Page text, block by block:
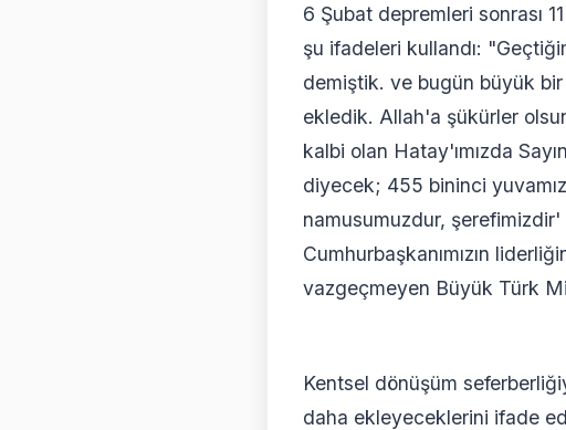
6 Şubat depremleri sonrası
şu ifadeleri kullandı:
demiştik. ve bugün büyük
ekledik. Allah'a şükürler
kalbi olan Hatay'ımızda
diyecek; 455 bininci
namusumuzdur,
Cumhurbaşkanımızın
vazgeçmeyen Büyük Türk
Kentsel dönüşüm
daha ekleyeceklerini ifade